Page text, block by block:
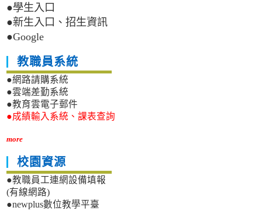
●學生入口
●新生入口、招生資訊
●Google
教職員系統
●網路請購系統
●雲端差勤系統
●教育雲電子郵件
●成績輸入系統、課表查詢
more
校園資源
●教職員工連網設備填報
(有線網路)
●newplus數位教學平臺